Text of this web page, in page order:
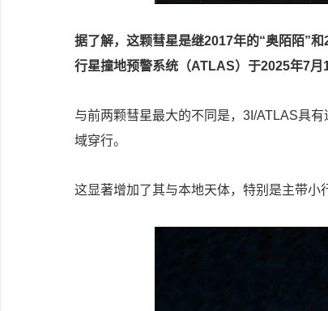
据了解，这颗彗星是继2017年的“奥陌陌”
行星撞地预警系统（ATLAS）于2025年7月1
与前两颗彗星最大的不同是，3I/ATLAS具
域穿行。
这显著增加了其与本地天体，特别是主带小